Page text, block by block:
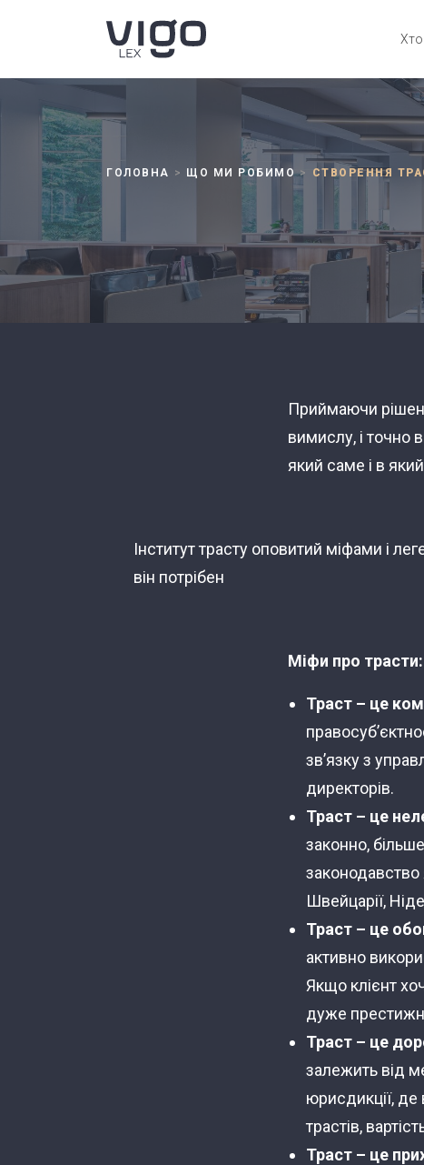
ГОЛОВНА > ЩО МИ РОБИМО > СТВОРЕННЯ
Приймаючи
вимислу, і точно
який саме і в
Інститут трасту оповитий міфами і
він потрібен
Міфи про трасти:
Траст – це
зв’язку з
директорів.
Траст – це
законно,
законодавство
Швейцарії,
Траст – це
активно
Якщо клієнт
дуже
Траст – це
залежить від
юрисдикції, де
трастів,
Траст – це